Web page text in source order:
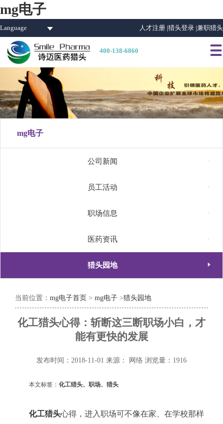
mg电子
Language 人才注册 |猎头登录 |兼职猎头
400-138-6860 
mg电子
公司新闻
员工活动
职场信息
医药资讯
猎头园地 
当前位置： mg电子首页 > mg电子 >猎头园地
化工猎头心得：斩断这三断职场小白，才
能有更快的发展
发布时间：2018-11-01 来源： 网络 浏览量：1916
本文标签： 化工猎头、职场、猎头
化工猎头心得，进入职场可不像在家、在学校那样